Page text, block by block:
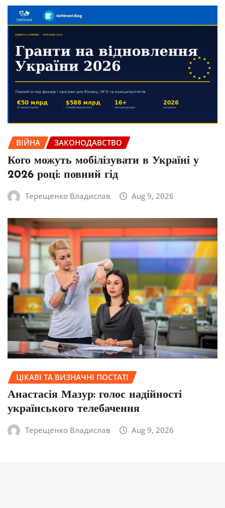
ВІЙНА ЗАКОНОДАВСТВО
Кого можуть мобілізувати в Україні у
2026 році: повний гід
Терещенко Владислав Aug 9, 2026
ЦІКАВІ ТА ВИЗНАЧНІ ПОСТАТІ
Анастасія Мазур: голос надійності
українського телебачення
Терещенко Владислав Aug 9, 2026